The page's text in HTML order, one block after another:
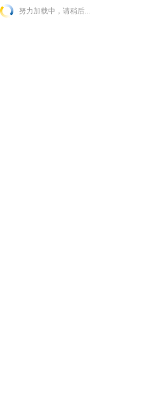
努力加载中，请稍后...